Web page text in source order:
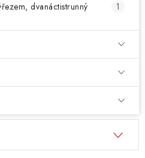
dvanáctistrunný
1